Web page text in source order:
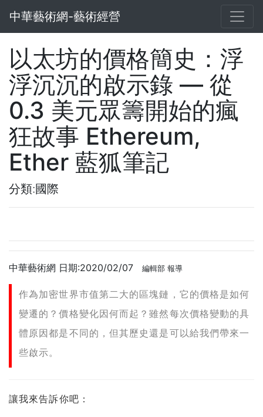
中華藝術網-藝術經營
以太坊的價格簡史：浮
浮沉沉的啟示錄 — 從
0.3 美元眾籌開始的瘋
狂故事 Ethereum,
Ether 藍狐筆記
分類:國際
中華藝術網 日期:2020/02/07 編輯部 報導
作為加密世界市值第二大的區塊鏈，它的價格是如何
變遷的？價格變化因何而起？雖然每次價格變動的具
體原因都是不同的，但其歷史還是可以給我們帶來一
些啟示。
讓我來告訴你吧：